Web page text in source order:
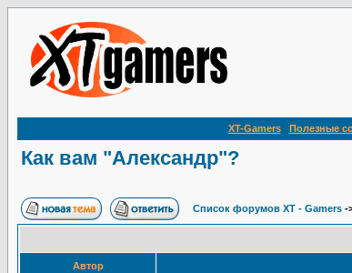
XT-Gamers Полезные
Как вам "Александр"?
Список форумов XT - Gamers -
Автор